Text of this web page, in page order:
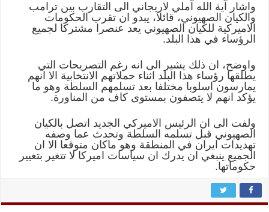
واشار آية الله آملي لاريجاني الى التقارب بين ترامب
والكيان الصهيوني، قائلا، يبدو ان تقرب الحكومات
الاميركية للكيان الصهيوني يعد عنصرا مشتركا لجميع
الرؤساء في هذا البلد.
واوضح، ان ذلك يشير الى انه رغم التصريحات التي
يطلقها رؤساء هذا البلد اثناء حملاتهم الانتخابية الا انهم
يمارسون اسلوبا مختلفا بعد تسلمهم السلطة وهو ما
يؤكد انهم لا يتصفون بمستوى كاف من المناورة.
ولفت الى ان الرئيس الاميركي الجديد اتصل بالكيان
الصهيوني قبل تسلمه السلطة وتحدث عما وصفه
تهديدات ايران في المنطقة وهو ماكان متوقعا الا ان
الجميع ينبغي ان يدرك ان سياسات اميركا لا تتغير بتغيير
حكوماتها.